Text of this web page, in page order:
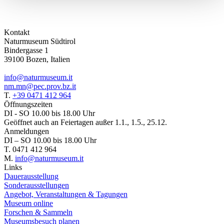
Kontakt
Naturmuseum Südtirol
Bindergasse 1
39100 Bozen, Italien
info@naturmuseum.it
nm.mn@pec.prov.bz.it
T. +39 0471 412 964
Öffnungszeiten
DI - SO 10.00 bis 18.00 Uhr
Geöffnet auch an Feiertagen außer 1.1., 1.5., 25.12.
Anmeldungen
DI – SO 10.00 bis 18.00 Uhr
T. 0471 412 964
M. info@naturmuseum.it
Links
Dauerausstellung
Sonderausstellungen
Angebot, Veranstaltungen & Tagungen
Museum online
Forschen & Sammeln
Museumsbesuch planen